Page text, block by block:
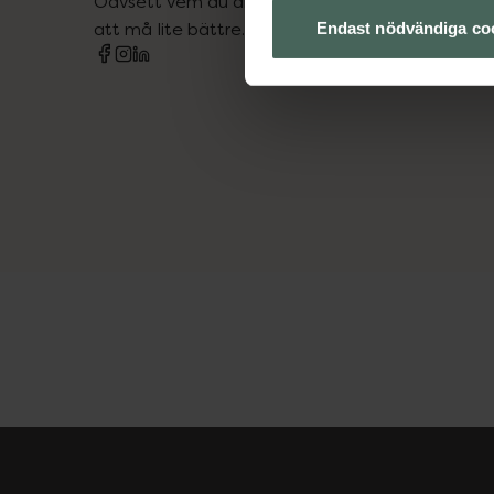
Endast nödvändiga
att må lite bättre. Välkommen att prata med